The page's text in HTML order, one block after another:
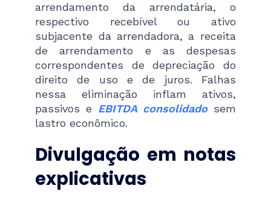
arrendamento da arrendatária, o
respectivo recebível ou ativo
subjacente da arrendadora, a receita
de arrendamento e as despesas
correspondentes de depreciação do
direito de uso e de juros. Falhas
nessa eliminação inflam ativos,
passivos e EBITDA consolidadosem
lastro econômico.
Divulgação em notas
explicativas